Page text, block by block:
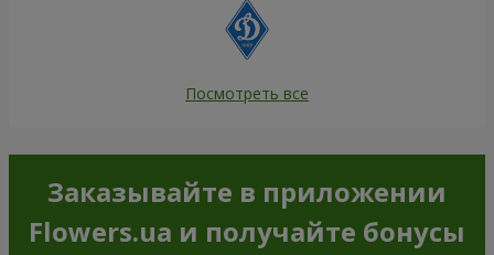
Посмотреть все
Заказывайте в приложении
Flowers.ua и получайте бонусы